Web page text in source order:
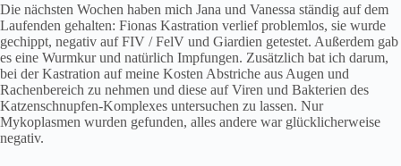
Die nächsten Wochen haben mich Jana und Vanessa ständig auf dem
Laufenden gehalten: Fionas Kastration verlief problemlos, sie wurde
gechippt, negativ auf FIV / FelV und Giardien getestet. Außerdem gab
es eine Wurmkur und natürlich Impfungen. Zusätzlich bat ich darum,
bei der Kastration auf meine Kosten Abstriche aus Augen und
Rachenbereich zu nehmen und diese auf Viren und Bakterien des
Katzenschnupfen-Komplexes untersuchen zu lassen. Nur
Mykoplasmen wurden gefunden, alles andere war glücklicherweise
negativ.